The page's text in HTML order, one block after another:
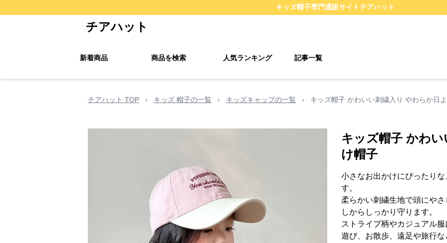
キッズ帽子専門通販サイトチアハット
チアハット
新着商品 商品を検索 人気ランキング 記事一覧
チアハット TOP › キッズ 帽子の一覧 › キッズキャップの一覧 › キッズ帽子 かわいい刺繍入り やわらか日
キッズ帽子 かわ
け帽子
小さなお出かけにぴったり
す。
柔らかい刺繍生地で頭にや
しからしっかり守ります。
ストライプ柄やカジュアル
遊び、お散歩、遠足や旅行